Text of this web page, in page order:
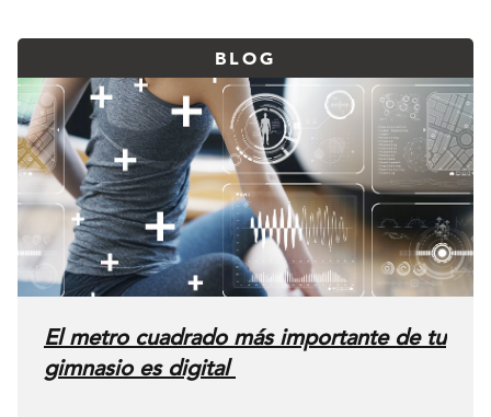
BLOG
El metro cuadrado más importante de tu
gimnasio es digital